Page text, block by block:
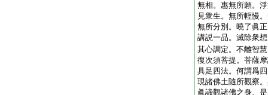
無相。惠無所願。
見衆生。無所輕慢
無所分別。曉了眞
講説一品。滅除衆
其心調定。不離智
復次須菩提。菩薩
具足四法。何謂爲
現諸佛土隨所觀察
眞諦觀諸佛之身。